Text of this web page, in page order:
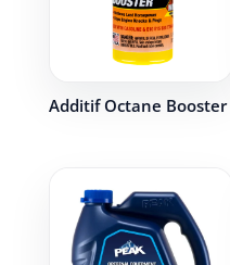
Additif Octane Booster